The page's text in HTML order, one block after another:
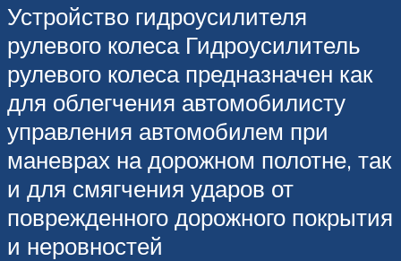
Устройство гидроусилителя
рулевого колеса Гидроусилитель
рулевого колеса предназначен как
для облегчения автомобилисту
управления автомобилем при
маневрах на дорожном полотне, так
и для смягчения ударов от
поврежденного дорожного покрытия
и неровностей